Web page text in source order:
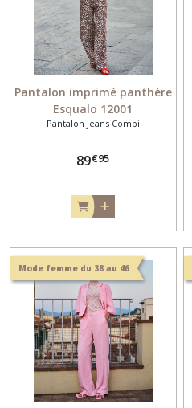
Pantalon imprimé panthère
Esqualo 12001
Pantalon Jeans Combi
89€95
Mode femme du 38 au 46